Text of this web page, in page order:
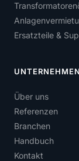
Ersatzteile &
UNTERNEHMEN
Über uns
Referenzen
Branchen
Handbuch
Kontakt